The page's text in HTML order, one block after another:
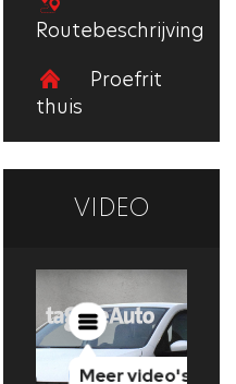
Routebeschrijving
Proefrit
thuis
VIDEO